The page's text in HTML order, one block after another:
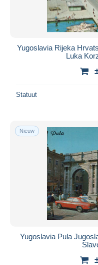
Yugoslavia Rijeka
Luka
Statuut
Nieuw
Yugoslavia Pula